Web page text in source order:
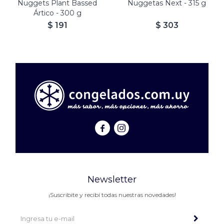
Nuggets Plant Bassed
Ártico - 300 g
$ 191
Nuggetas Next - 315 g
$ 303
 
Newsletter
¡Suscribite y recibí todas nuestras novedades!